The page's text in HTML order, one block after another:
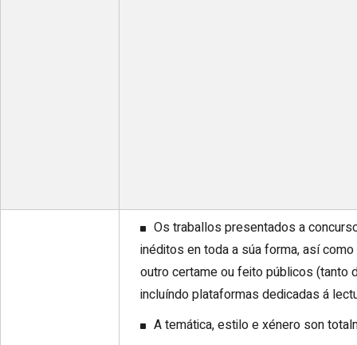
Os traballos presentados a
inéditos en toda a súa forma, así
outro certame ou feito públicos (tanto
incluíndo plataformas dedicadas á
A temática, estilo e xénero son